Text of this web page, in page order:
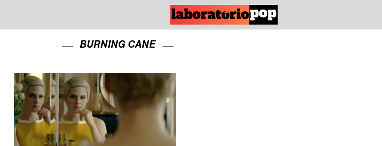
BURNING CANE